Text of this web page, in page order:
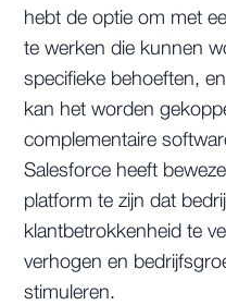
hebt de optie om met
te werken die kunnen
specifieke behoeften,
kan het worden
complementaire
Salesforce heeft
platform te zijn dat
klantbetrokkenheid te
verhogen en
stimuleren.